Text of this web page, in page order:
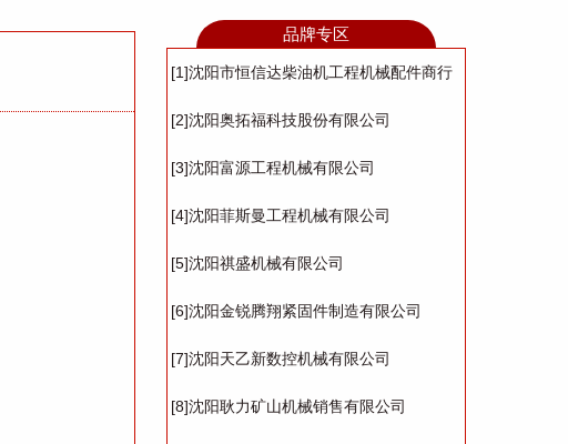
品牌专区
[1]沈阳市恒信达柴油机工程机械配件商行
[2]沈阳奥拓福科技股份有限公司
[3]沈阳富源工程机械有限公司
[4]沈阳菲斯曼工程机械有限公司
[5]沈阳祺盛机械有限公司
[6]沈阳金锐腾翔紧固件制造有限公司
[7]沈阳天乙新数控机械有限公司
[8]沈阳耿力矿山机械销售有限公司